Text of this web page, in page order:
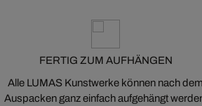
FERTIG ZUM AUFHÄNGEN
Alle LUMAS Kunstwerke können nach dem
Auspacken ganz einfach aufgehängt